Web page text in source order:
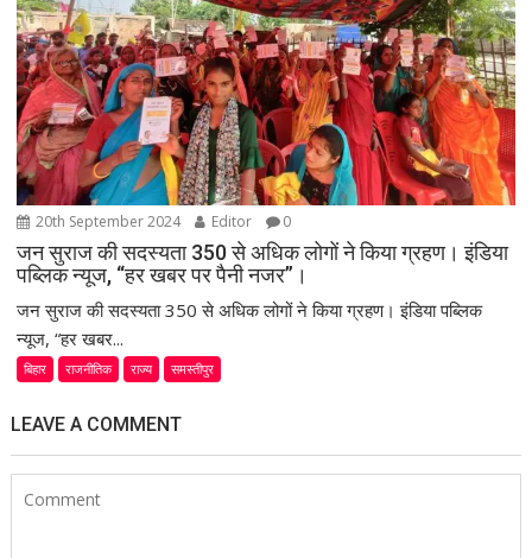
20th September 2024 Editor 0
जन सुराज की सदस्यता 350 से अधिक लोगों ने किया ग्रहण। इंडिया
पब्लिक न्यूज, “हर खबर पर पैनी नजर”।
जन सुराज की सदस्यता 350 से अधिक लोगों ने किया ग्रहण। इंडिया पब्लिक
न्यूज, “हर खबर...
बिहार राजनीतिक राज्य समस्तीपुर
LEAVE A COMMENT